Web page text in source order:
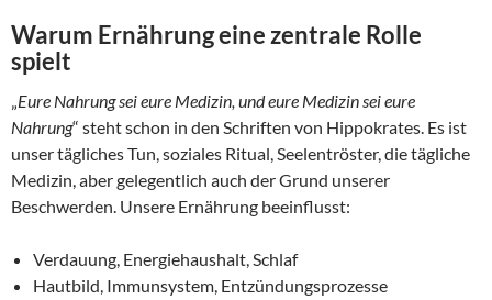
Warum Ernährung eine zentrale Rolle
spielt
„Eure Nahrung sei eure Medizin, und eure Medizin sei eure
Nahrung“ steht schon in den Schriften von Hippokrates. Es ist
unser tägliches Tun, soziales Ritual, Seelentröster, die tägliche
Medizin, aber gelegentlich auch der Grund unserer
Beschwerden. Unsere Ernährung beeinflusst:
Verdauung, Energiehaushalt, Schlaf
Hautbild, Immunsystem, Entzündungsprozesse